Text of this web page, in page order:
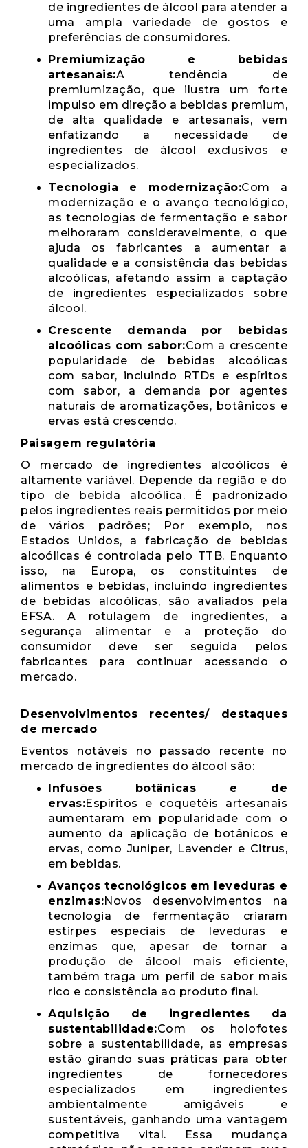
de ingredientes de álcool para atender a
uma ampla variedade de gostos e
preferências de consumidores.
Premiumização e bebidas
artesanais:A tendência de
premiumização, que ilustra um forte
impulso em direção a bebidas premium,
de alta qualidade e artesanais, vem
enfatizando a necessidade de
ingredientes de álcool exclusivos e
especializados.
Tecnologia e modernização:Com a
modernização e o avanço tecnológico,
as tecnologias de fermentação e sabor
melhoraram consideravelmente, o que
ajuda os fabricantes a aumentar a
qualidade e a consistência das bebidas
alcoólicas, afetando assim a captação
de ingredientes especializados sobre
álcool.
Crescente demanda por bebidas
alcoólicas com sabor:Com a crescente
popularidade de bebidas alcoólicas
com sabor, incluindo RTDs e espíritos
com sabor, a demanda por agentes
naturais de aromatizações, botânicos e
ervas está crescendo.
Paisagem regulatória
O mercado de ingredientes alcoólicos é
altamente variável. Depende da região e do
tipo de bebida alcoólica. É padronizado
pelos ingredientes reais permitidos por meio
de vários padrões; Por exemplo, nos
Estados Unidos, a fabricação de bebidas
alcoólicas é controlada pelo TTB. Enquanto
isso, na Europa, os constituintes de
alimentos e bebidas, incluindo ingredientes
de bebidas alcoólicas, são avaliados pela
EFSA. A rotulagem de ingredientes, a
segurança alimentar e a proteção do
consumidor deve ser seguida pelos
fabricantes para continuar acessando o
mercado.
Desenvolvimentos recentes/ destaques
de mercado
Eventos notáveis ​​no passado recente no
mercado de ingredientes do álcool são:
Infusões botânicas e de
ervas:Espíritos e coquetéis artesanais
aumentaram em popularidade com o
aumento da aplicação de botânicos e
ervas, como Juniper, Lavender e Citrus,
em bebidas.
Avanços tecnológicos em leveduras e
enzimas:Novos desenvolvimentos na
tecnologia de fermentação criaram
estirpes especiais de leveduras e
enzimas que, apesar de tornar a
produção de álcool mais eficiente,
também traga um perfil de sabor mais
rico e consistência ao produto final.
Aquisição de ingredientes da
sustentabilidade:Com os holofotes
sobre a sustentabilidade, as empresas
estão girando suas práticas para obter
ingredientes de fornecedores
especializados em ingredientes
ambientalmente amigáveis ​​e
sustentáveis, ganhando uma vantagem
competitiva vital. Essa mudança